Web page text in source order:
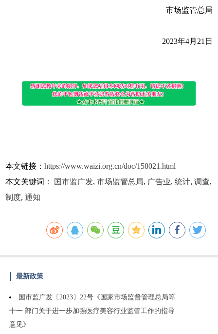
市场监管总局
2023年4月21日
本文链接：https://www.waizi.org.cn/doc/158021.html
本文关键词：
国市监广发,市场监管总局, 广告业,统计,调查,
制度,通知
最新政策
国市监广发〔2023〕22号《国家市场监督管理总局等
十一 部门关于进一步加强医疗美容行业监管工作的指导
意见》